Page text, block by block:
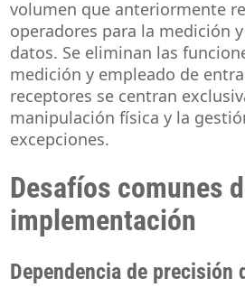
volumen que anteriormente
operadores para la medición
datos. Se eliminan las
medición y empleado de
receptores se centran
manipulación física y la
excepciones.
Desafíos comunes
implementación
Dependencia de precisión